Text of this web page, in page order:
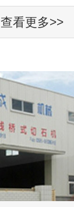
查看更多>>